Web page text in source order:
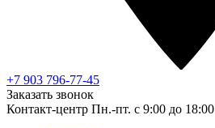
+7 903 796-77-45
Заказать звонок
Контакт-центр Пн.-пт. с 9:00 до 18:00